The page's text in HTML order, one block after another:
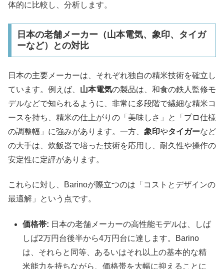
体的に比較し、分析します。
日本の老舗メーカー（山本電気、象印、タイガ
ーなど）との対比
日本の主要メーカーは、それぞれ独自の精米技術を確立し
ています。例えば、 山本電気の製品は、和食の鉄人監修モ
デルなどで知られるように、非常に多段階で繊細な精米コ
ースを持ち、精米の仕上がりの「美味しさ」と「プロ仕様
の調整幅」に強みがあります。一方、 象印やタイガーなど
の大手は、炊飯器で培った技術を応用し、耐久性や操作の
安定性に定評があります。
これらに対し、Barinoが際立つのは「コストとデザインの
最適解」という点です。
価格帯: 日本の老舗メーカーの高性能モデルは、しば
しば2万円台後半から4万円台に達します。Barino
は、それらと同等、あるいはそれ以上の基本的な精
米能力を持ちながら、価格帯を大幅に抑えることに